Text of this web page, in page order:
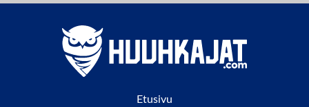
Etusivu